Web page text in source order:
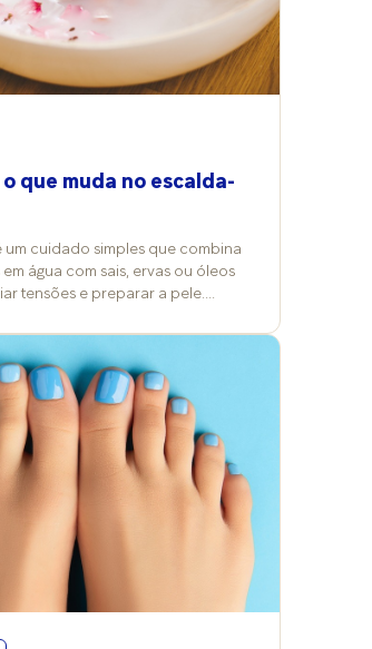
que muda no escalda-
um cuidado simples que combina
água com sais, ervas ou óleos
tensões e preparar a pele.
e a escolha dos produtos
também e isso reflete nos
desse ritual. Vitória Contini,
Clínica na FMU, explica
ser feita com água quente,
o objetivo da pessoa, e
para a pele e a
a água aquecida promove
e vasodilatação; no calor,
baixas refrescam e ajudam a
compara. Já a podóloga Grace
o valor terapêutico além da
que alivia dores e tensões,